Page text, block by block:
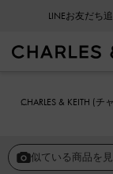
LINEお友だち
CHARLES & KEITH (
似ている商品を